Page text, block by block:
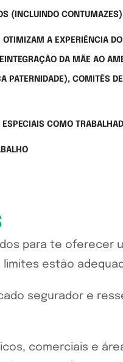
(INCLUINDO CONTUMAZES)
A EXPERIÊNCIA
DA MÃE AO
PATERNIDADE), COMITÊS
COMO
para te oferecer
estão
segurador e
comerciais e